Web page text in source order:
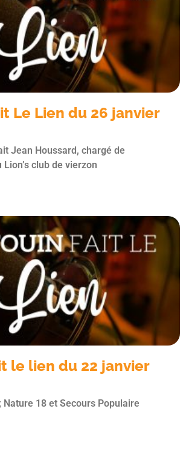
Le Lien du 26 janvier
Jean Houssard, chargé de
club de vierzon
le lien du 22 janvier
Nature 18 et Secours Populaire